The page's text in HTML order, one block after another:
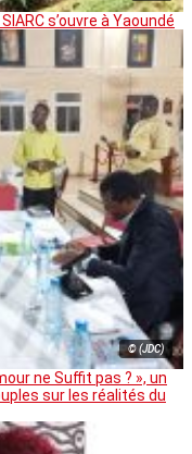
s’ouvre à Yaoundé
© (JDC)
ne Suffit pas ? », un
sur les réalités du